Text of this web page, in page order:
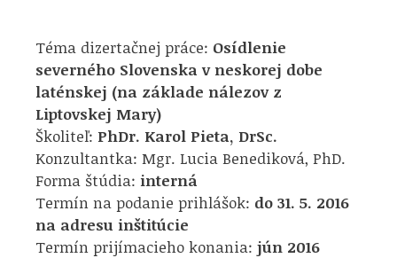
Téma dizertačnej práce: Osídlenie
severného Slovenska v neskorej dobe
laténskej (na základe nálezov z
Liptovskej Mary)
Školiteľ: PhDr. Karol Pieta, DrSc.
Konzultantka: Mgr. Lucia Benediková, PhD.
Forma štúdia: interná
Termín na podanie prihlášok: do 31. 5. 2016
na adresu inštitúcie
Termín prijímacieho konania: jún 2016